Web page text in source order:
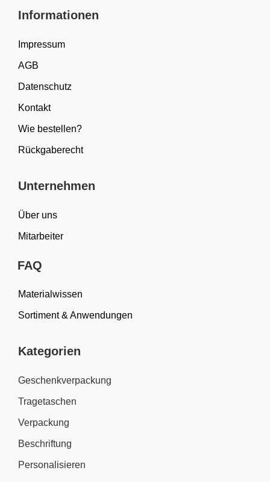
Informationen
Impressum
AGB
Datenschutz
Kontakt
Wie bestellen?
Rückgaberecht
Unternehmen
Über uns
Mitarbeiter
FAQ
Materialwissen
Sortiment & Anwendungen
Kategorien
Geschenkverpackung
Tragetaschen
Verpackung
Beschriftung
Personalisieren